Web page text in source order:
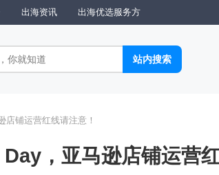
出海资讯 出海优选服务方
店铺运营红线请注意！
，亚马逊店铺运营